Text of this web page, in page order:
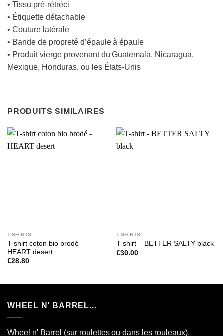
• Tissu pré-rétréci
• Étiquette détachable
• Couture latérale
• Bande de propreté d’épaule à épaule
• Produit vierge provenant du Guatemala, Nicaragua,
Mexique, Honduras, ou les États-Unis
PRODUITS SIMILAIRES
T-SHIRTS.
T-shirt coton bio brodé –
HEART desert
€28.80
T-SHIRTS.
T-shirt – BETTER SALTY black
€30.00
WHEEL N' BARREL...
Wheel n' Barrel (sur roulettes ou dans les rouleaux).